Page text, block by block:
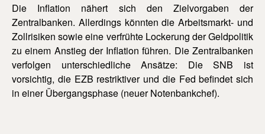
Die Inflation nähert sich den Zielvorgaben der
Zentralbanken. Allerdings könnten die Arbeitsmarkt- und
Zollrisiken sowie eine verfrühte Lockerung der Geldpolitik
zu einem Anstieg der Inflation führen. Die Zentralbanken
verfolgen unterschiedliche Ansätze: Die SNB ist
vorsichtig, die EZB restriktiver und die Fed befindet sich
in einer Übergangsphase (neuer Notenbankchef).